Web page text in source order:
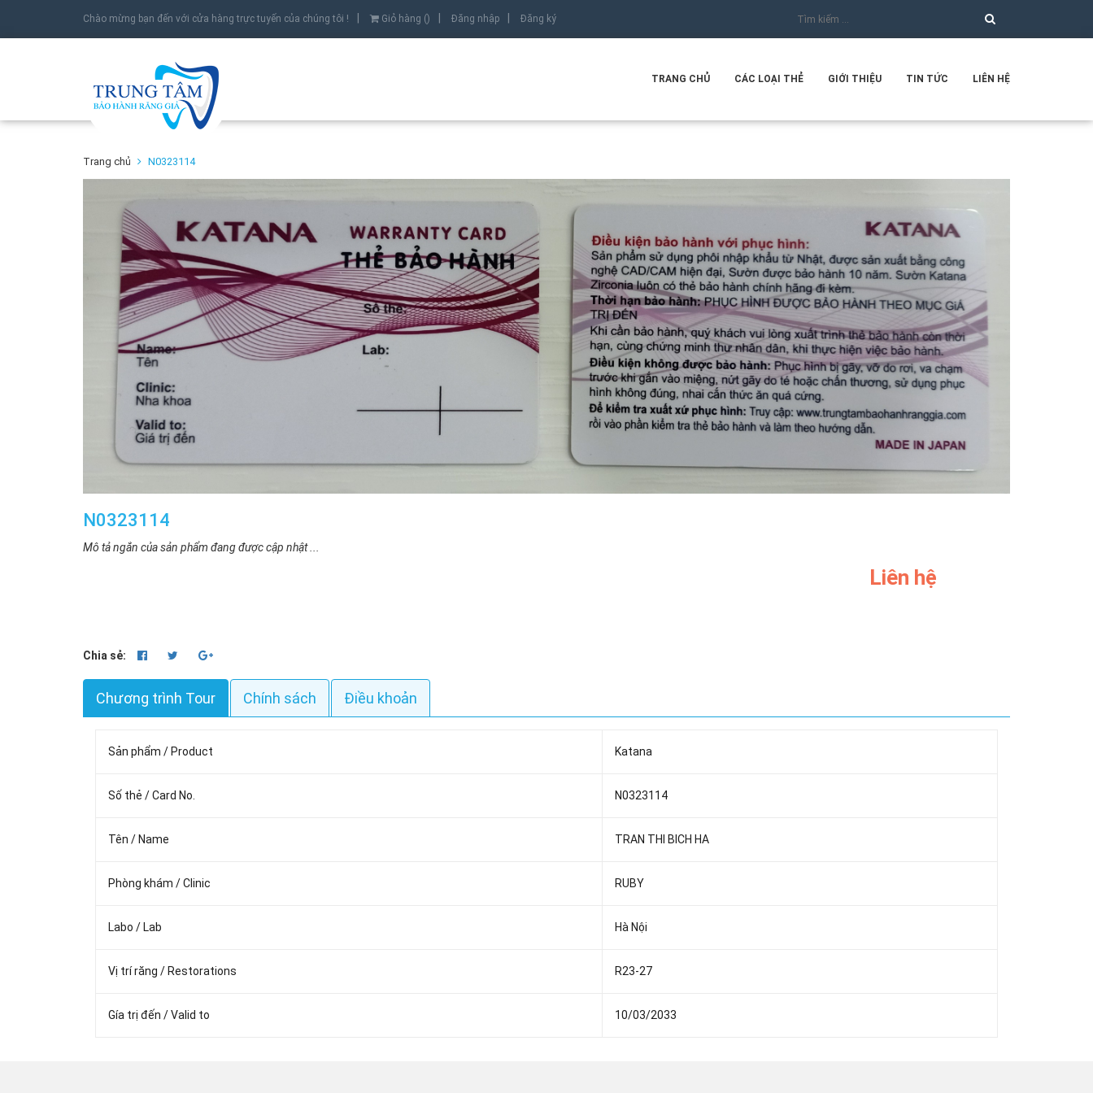
Chào mừng bạn đến với cửa hàng trực tuyến của chúng tôi ! Giỏ hàng () Đăng nhập Đăng ký
TRANG CHỦ CÁC LOẠI THẺ GIỚI THIỆU TIN TỨC LIÊN HỆ
Trang chủ N0323114
N0323114
Mô tả ngắn của sản phẩm đang được cập nhật ...
Liên hệ
Chia sẻ:
Chương trình Tour Chính sách Điều khoản
Sản phẩm / Product Katana
Số thẻ / Card No. N0323114
Tên / Name TRAN THI BICH HA
Phòng khám / Clinic RUBY
Labo / Lab Hà Nội
Vị trí răng / Restorations R23-27
Gía trị đến / Valid to 10/03/2033